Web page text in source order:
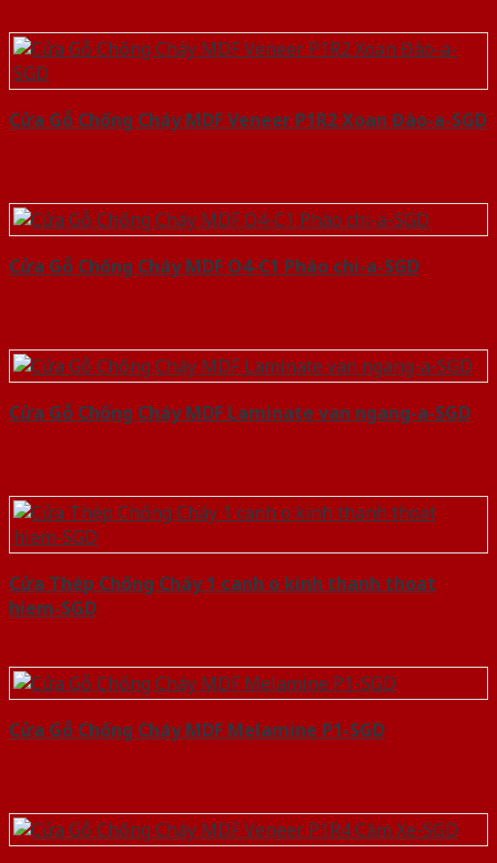
Cửa Gỗ Chống Cháy MDF Veneer P1R2 Xoan Đào-a-SGD
Cửa Gỗ Chống Cháy MDF O4-C1 Phào chi-a-SGD
Cửa Gỗ Chống Cháy MDF Laminate van ngang-a-SGD
Cửa Thép Chống Cháy 1 canh o kinh thanh thoat
hiem-SGD
Cửa Gỗ Chống Cháy MDF Melamine P1-SGD